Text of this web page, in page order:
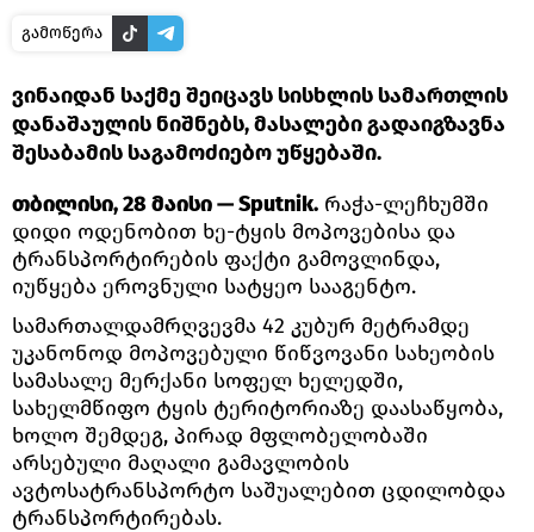
გამოწერა
ვინაიდან საქმე შეიცავს სისხლის სამართლის
დანაშაულის ნიშნებს, მასალები გადაიგზავნა
შესაბამის საგამოძიებო უწყებაში.
თბილისი, 28 მაისი — Sputnik. რაჭა-ლეჩხუმში
დიდი ოდენობით ხე-ტყის მოპოვებისა და
ტრანსპორტირების ფაქტი გამოვლინდა,
იუწყება ეროვნული სატყეო სააგენტო.
სამართალდამრღვევმა 42 კუბურ მეტრამდე
უკანონოდ მოპოვებული წიწვოვანი სახეობის
სამასალე მერქანი სოფელ ხელედში,
სახელმწიფო ტყის ტერიტორიაზე დაასაწყობა,
ხოლო შემდეგ, პირად მფლობელობაში
არსებული მაღალი გამავლობის
ავტოსატრანსპორტო საშუალებით ცდილობდა
ტრანსპორტირებას.